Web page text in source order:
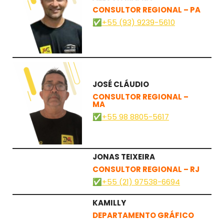
CONSULTOR REGIONAL – PA
✅+55 (93) 9239-5610
JOSÉ CLÁUDIO
CONSULTOR REGIONAL –
MA
✅+55 98 8805-5617
JONAS TEIXEIRA
CONSULTOR REGIONAL – RJ
✅+55 (21) 97538-6694
KAMILLY
DEPARTAMENTOGRÁFICO